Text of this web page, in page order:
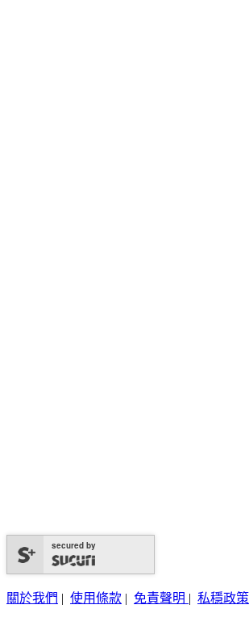
secured by
關於我們 | 使用條款 | 免責聲明 | 私穩政策